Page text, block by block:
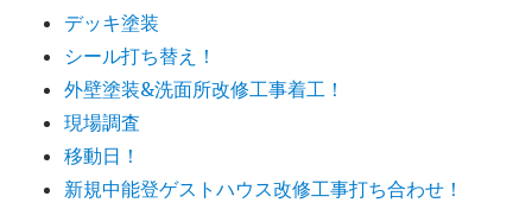
デッキ塗装
シール打ち替え！
外壁塗装&洗面所改修工事着工！
現場調査
移動日！
新規中能登ゲストハウス改修工事打ち合わせ！